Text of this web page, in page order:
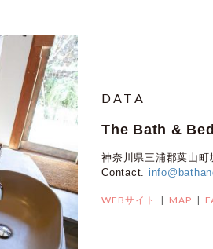
DATA
The Bath &
神奈川県三浦郡葉山町
Contact.
WEBサイト MAP